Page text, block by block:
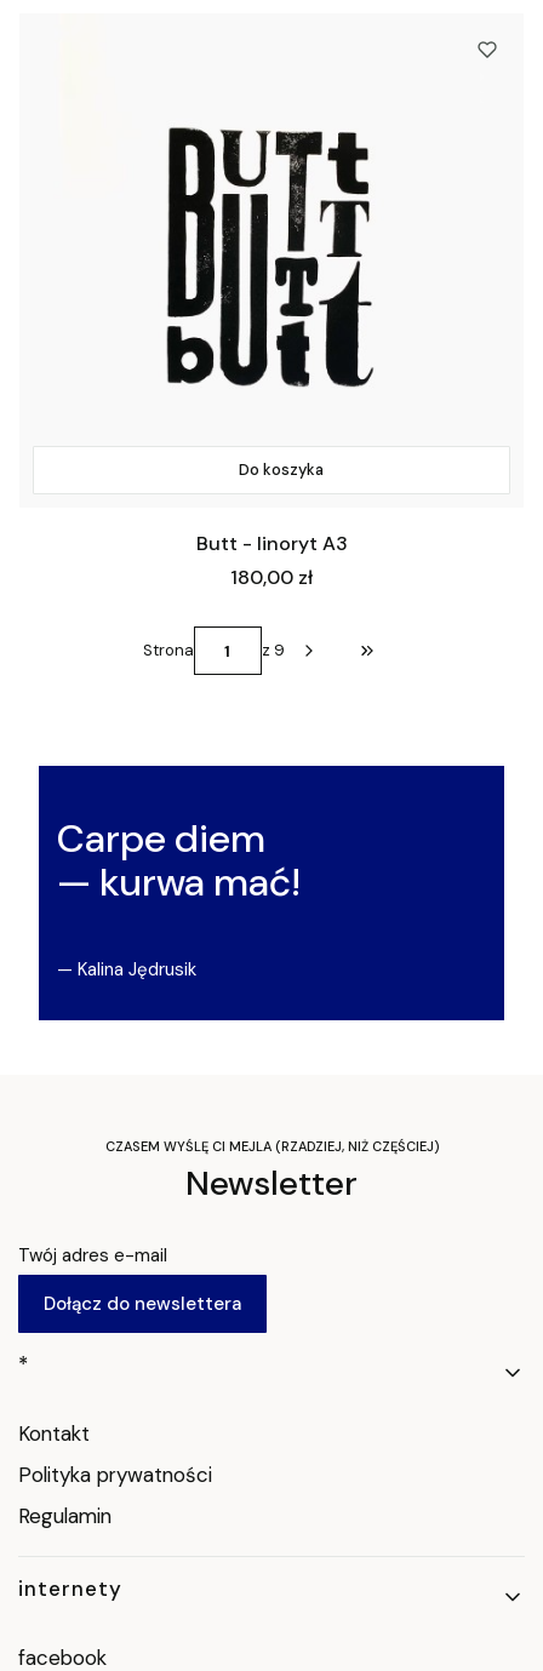
Do koszyka
Butt - linoryt A3
Cena
180,00 zł
Strona z 9 Przejdź do ostatniej
Carpe diem
— kurwa mać!
— Kalina Jędrusik
CZASEM WYŚLĘ CI MEJLA (RZADZIEJ, NIŻ CZĘŚCIEJ)
Newsletter
Twój adres e-mail
Dołącz do newslettera
Linki w stopce
*
Kontakt
Polityka prywatności
Regulamin
internety
facebook